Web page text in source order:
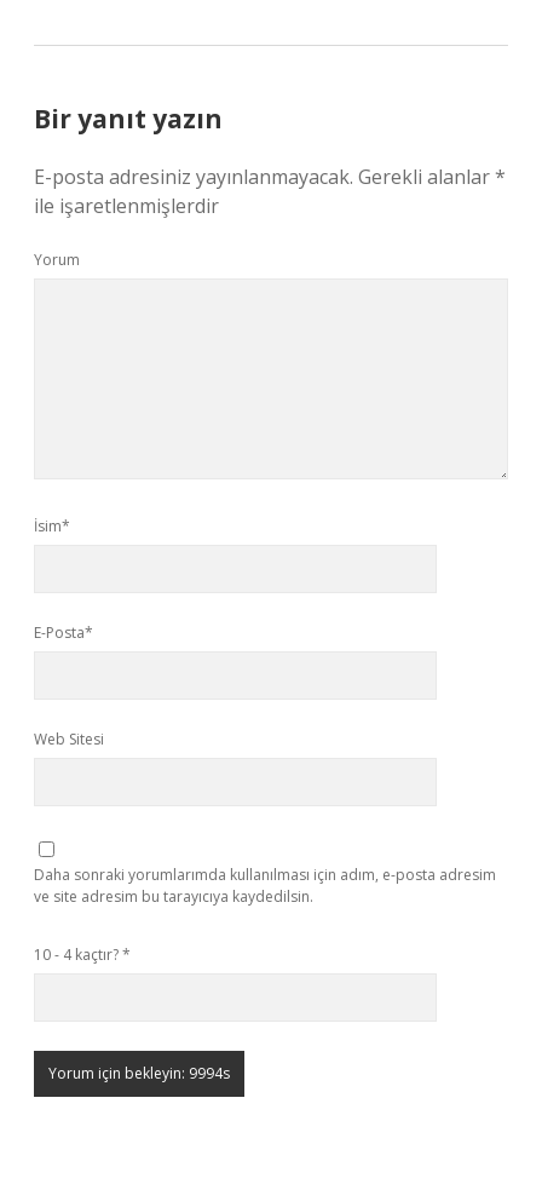
Bir yanıt yazın
E-posta adresiniz yayınlanmayacak. Gerekli alanlar*
ile işaretlenmişlerdir
Yorum
İsim*
E-Posta*
Web Sitesi
Daha sonraki yorumlarımda kullanılması için adım, e-posta adresim
ve site adresim bu tarayıcıya kaydedilsin.
10 - 4 kaçtır?*